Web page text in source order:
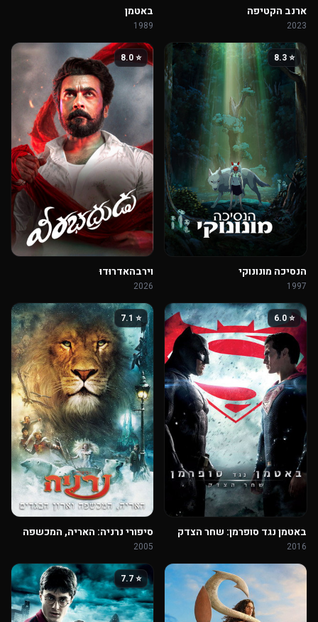
ארנב הקטיפה
2023
באטמן
1989
⭐ 8.3
הנסיכה מונונוקי
1997
⭐ 8.0
וירבהאדרוּדוּ
2026
⭐ 6.0
באטמן נגד סופרמן: שחר הצדק
2016
⭐ 7.1
סיפורי נרניה: האריה, המכשפה
וארון הבגדים
2005
⭐ 7.7